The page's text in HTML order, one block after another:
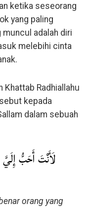
ketika seseorang
yang paling
muncul adalah diri
melebihi cinta
Khattab Radhiallahu
kepada
dalam sebuah
لَأَنْتَ أَحَبُّ
orang yang